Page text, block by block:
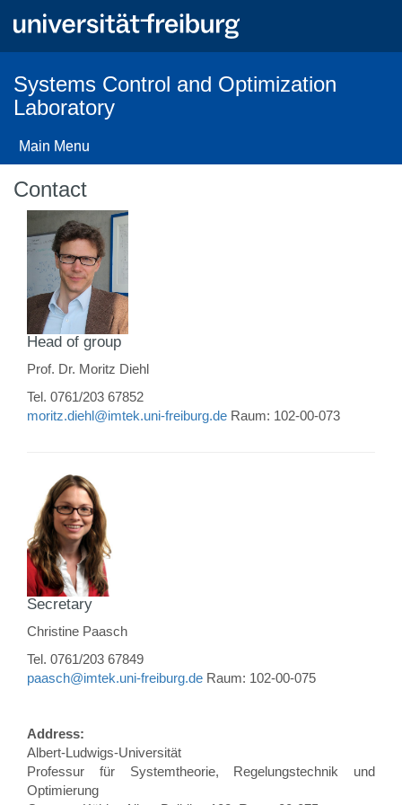
Systems Control and Optimization
Laboratory
Main Menu
Contact
Head of group
Prof. Dr. Moritz Diehl
Tel. 0761/203 67852
moritz.diehl@imtek.uni-freiburg.de Raum: 102-00-073
Secretary
Christine Paasch
Tel. 0761/203 67849
paasch@imtek.uni-freiburg.de Raum: 102-00-075
Address:
Albert-Ludwigs-Universität
Professur für Systemtheorie, Regelungstechnik und
Optimierung